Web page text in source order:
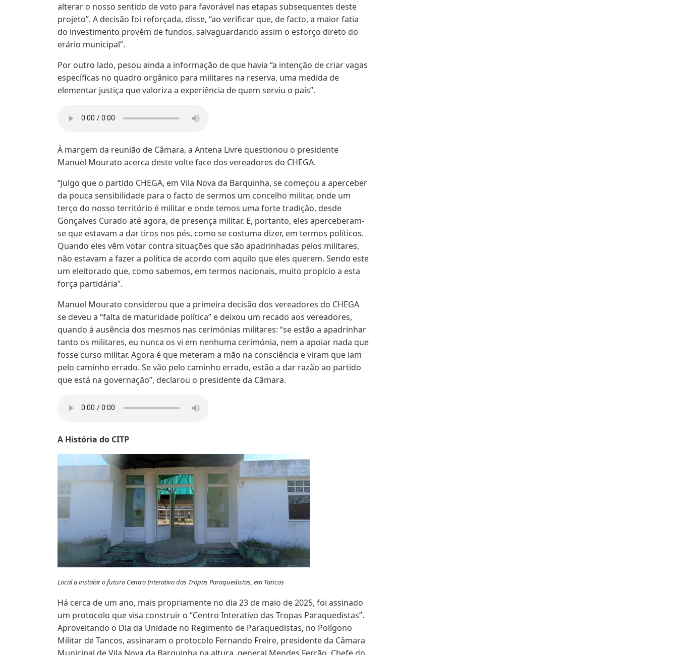
alterar o nosso sentido de voto para favorável nas etapas subsequentes deste
projeto”. A decisão foi reforçada, disse, “ao verificar que, de facto, a maior fatia
do investimento provém de fundos, salvaguardando assim o esforço direto do
erário municipal”.
Por outro lado, pesou ainda a informação de que havia “a intenção de criar vagas
específicas no quadro orgânico para militares na reserva, uma medida de
elementar justiça que valoriza a experiência de quem serviu o país”.
À margem da reunião de Câmara, a Antena Livre questionou o presidente
Manuel Mourato acerca deste volte face dos vereadores do CHEGA.
“Julgo que o partido CHEGA, em Vila Nova da Barquinha, se começou a aperceber
da pouca sensibilidade para o facto de sermos um concelho militar, onde um
terço do nosso território é militar e onde temos uma forte tradição, desde
Gonçalves Curado até agora, de presença militar. E, portanto, eles aperceberam-
se que estavam a dar tiros nos pés, como se costuma dizer, em termos políticos.
Quando eles vêm votar contra situações que são apadrinhadas pelos militares,
não estavam a fazer a política de acordo com aquilo que eles querem. Sendo este
um eleitorado que, como sabemos, em termos nacionais, muito propício a esta
força partidária”.
Manuel Mourato considerou que a primeira decisão dos vereadores do CHEGA
se deveu a “falta de maturidade política” e deixou um recado aos vereadores,
quando à ausência dos mesmos nas cerimónias militares: “se estão a apadrinhar
tanto os militares, eu nunca os vi em nenhuma cerimónia, nem a apoiar nada que
fosse curso militar. Agora é que meteram a mão na consciência e viram que iam
pelo caminho errado. Se vão pelo caminho errado, estão a dar razão ao partido
que está na governação”, declarou o presidente da Câmara.
A História do CITP
Local a instalar o futuro Centro Interativo das Tropas Paraquedistas, em Tancos
Há cerca de um ano, mais propriamente no dia 23 de maio de 2025, foi assinado
um protocolo que visa construir o “Centro Interativo das Tropas Paraquedistas”.
Aproveitando o Dia da Unidade no Regimento de Paraquedistas, no Polígono
Militar de Tancos, assinaram o protocolo Fernando Freire, presidente da Câmara